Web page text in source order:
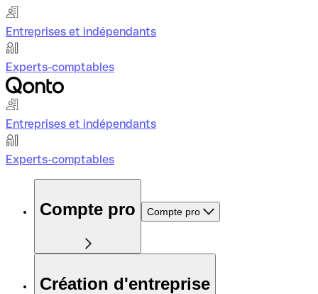
Entreprises et indépendants
Experts-comptables
Entreprises et indépendants
Experts-comptables
Compte pro Compte pro
Création d'entreprise